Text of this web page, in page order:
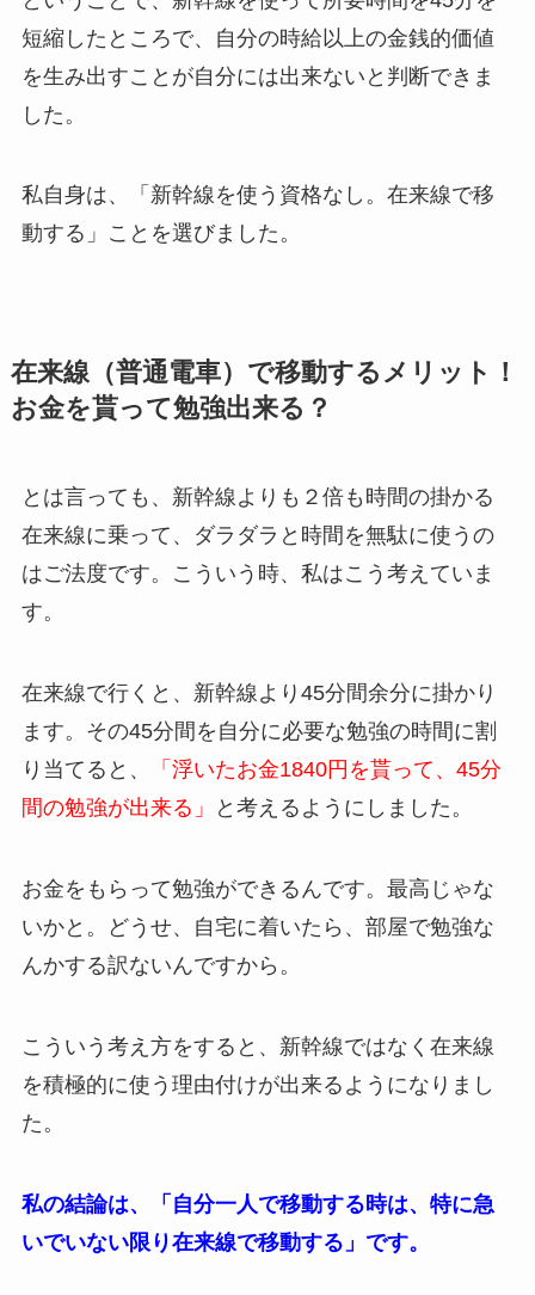
短縮したところで、自分の時給以上の金銭的価値
を生み出すことが自分には出来ないと判断できま
した。
私自身は、「新幹線を使う資格なし。在来線で移
動する」ことを選びました。
在来線（普通電車）で移動するメリット！
お金を貰って勉強出来る？
とは言っても、新幹線よりも２倍も時間の掛かる
在来線に乗って、ダラダラと時間を無駄に使うの
はご法度です。こういう時、私はこう考えていま
す。
在来線で行くと、新幹線より45分間余分に掛かり
ます。その45分間を自分に必要な勉強の時間に割
り当てると、
「浮いたお金1840円を貰って、45分
間の勉強が出来る」
と考えるようにしました。
お金をもらって勉強ができるんです。最高じゃな
いかと。どうせ、自宅に着いたら、部屋で勉強な
んかする訳ないんですから。
こういう考え方をすると、新幹線ではなく在来線
を積極的に使う理由付けが出来るようになりまし
た。
私の結論は、「自分一人で移動する時は、特に急
いでいない限り在来線で移動する」です。